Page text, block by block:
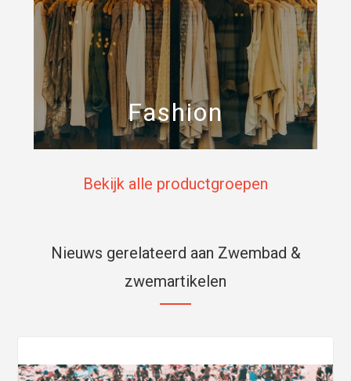
Fashion
Bekijk alle productgroepen
Nieuws gerelateerd aan Zwembad &
zwemartikelen